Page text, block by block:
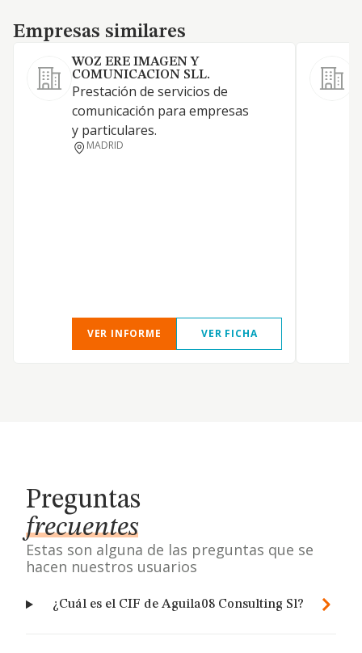
Empresas similares
Empresas similares
WOZ ERE IMAGEN Y
COMUNICACION SLL.
Prestación de servicios de
comunicación para empresas
y particulares.
MADRID
VER INFORME VER FICHA
Preguntas
frecuentes
Estas son alguna de las preguntas que se
hacen nuestros usuarios
¿Cuál es el CIF de Aguila08 Consulting Sl?